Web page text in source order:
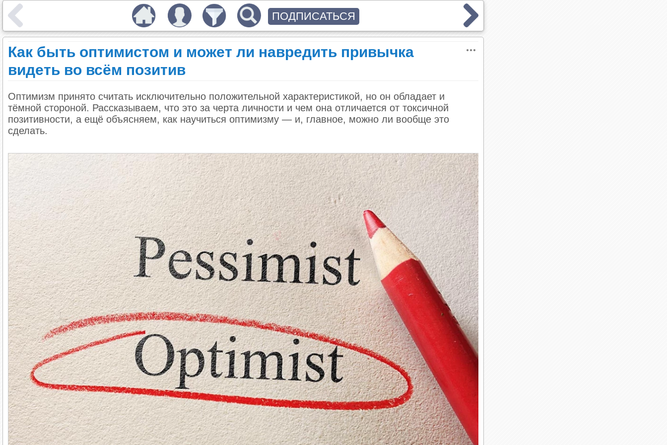
Как быть оптимистом и может ли навредить привычка
видеть во всём позитив
Оптимизм принято считать исключительно положительной характеристикой, но он обладает и
тёмной стороной. Рассказываем, что это за черта личности и чем она отличается от токсичной
позитивности, а ещё объясняем, как научиться оптимизму — и, главное, можно ли вообще это
сделать.
ПОДПИСАТЬСЯ